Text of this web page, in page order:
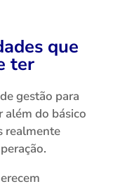
que
ter
gestão para
do básico
realmente